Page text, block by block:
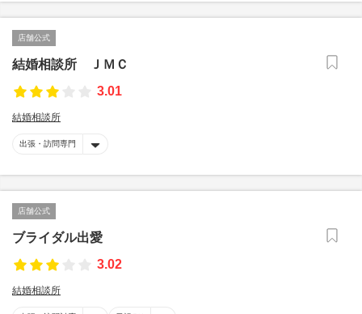
店舗公式
結婚相談所 ＪＭＣ
3.01
結婚相談所
出張・訪問専門
店舗公式
ブライダル出愛
3.02
結婚相談所